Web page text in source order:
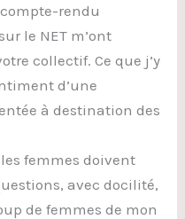
rendu
le NET m’ont
collectif. Ce que j’y
d’une
à destination des
femmes doivent
avec docilité,
de femmes de mon